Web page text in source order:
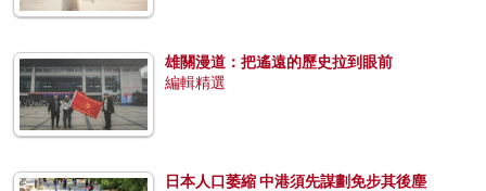
雄關漫道：把遙遠的歷史拉到眼前
編輯精選
日本人口萎縮 中港須先謀劃免步其後塵